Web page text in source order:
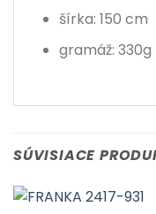
šírka: 150 cm
gramáž: 330g
SÚVISIACE